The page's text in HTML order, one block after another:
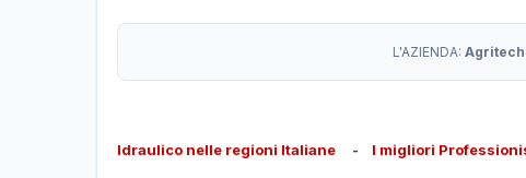
L'AZIENDA: Agritech
Idraulico nelle regioni Italiane - I migliori